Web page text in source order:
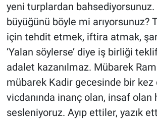
yeni turplardan bahsediyorsunuz.
büyüğünü böyle mi arıyorsunuz?
için tehdit etmek, iftira atmak,
‘Yalan söylerse’ diye iş birliği
adalet kazanılmaz. Mübarek
mübarek Kadir gecesinde bir kez
vicdanında inanç olan, insaf olan
sesleniyoruz. Ayıp ettiler, yazık